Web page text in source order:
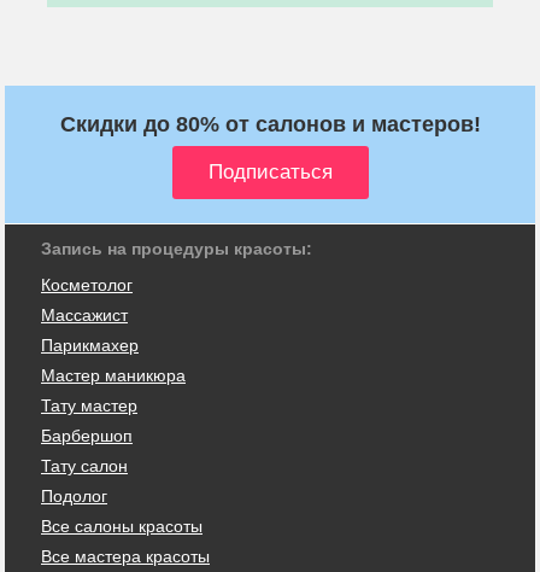
Скидки до 80% от салонов и мастеров!
Запись на процедуры красоты:
Косметолог
Массажист
Парикмахер
Мастер маникюра
Тату мастер
Барбершоп
Тату салон
Подолог
Все салоны красоты
Все мастера красоты